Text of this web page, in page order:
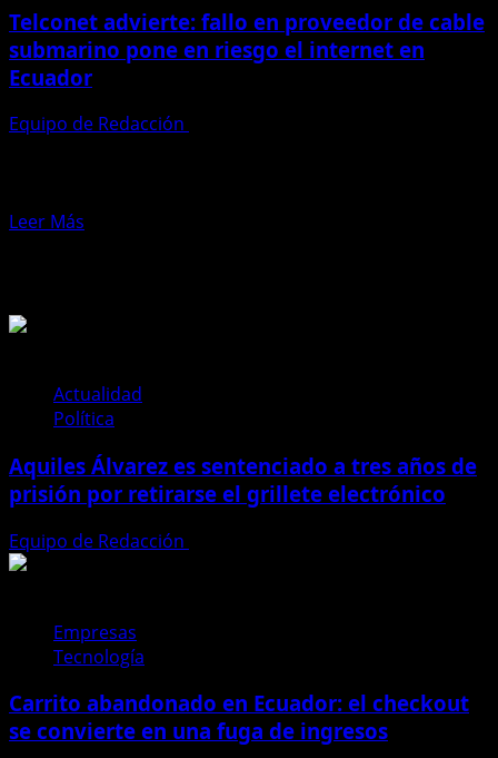
Telconet advierte: fallo en proveedor de cable
submarino pone en riesgo el internet en
Ecuador
Equipo de Redacción
Leer Más
en
proveedor
cable
submarino
pone
en
en
Ecuador
Actualidad
Política
Aquiles Álvarez es sentenciado a tres años de
prisión por retirarse el grillete electrónico
Equipo de Redacción
Empresas
Tecnología
Carrito abandonado en Ecuador: el checkout
se convierte en una fuga de ingresos